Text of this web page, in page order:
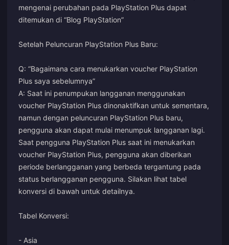
mengenai perubahan pada PlayStation Plus dapat
ditemukan di “Blog PlayStation”
Setelah Peluncuran PlayStation Plus Baru:
Q: “Bagaimana cara menukarkan voucher PlayStation
Plus saya sebelumnya”
A: Saat ini penumpukan langganan menggunakan
voucher PlayStation Plus dinonaktifkan untuk sementara,
namun dengan peluncuran PlayStation Plus baru,
pengguna akan dapat mulai menumpuk langganan lagi.
Saat pengguna PlayStation Plus saat ini menukarkan
voucher PlayStation Plus, pengguna akan diberikan
periode berlangganan yang berbeda tergantung pada
status berlangganan pengguna. Silakan lihat tabel
konversi di bawah untuk detailnya.
Tabel Konversi:
- Asia